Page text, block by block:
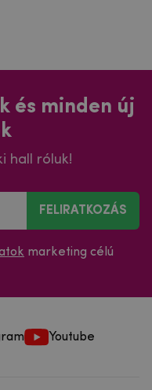
és minden új
hall róluk!
FELIRATKOZÁS
marketing célú
Youtube